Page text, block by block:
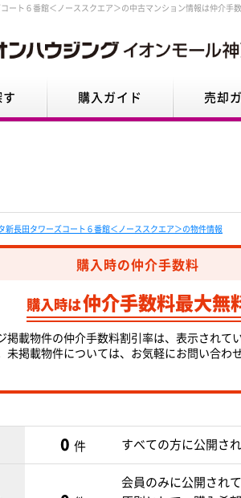
ート６番館＜ノーススクエア＞の中古マンション情報は仲介手
購入ガイド 売却
新長田タワーズコート６番館＜ノーススクエア＞の物件情報
購入時の仲介手数料
購入時は仲介手数料最大無
掲載物件の仲介手数料割引率は、表示されて
未掲載物件については、お気軽にお問い合わ
0 件 すべての方に公開さ
会員のみに公開され